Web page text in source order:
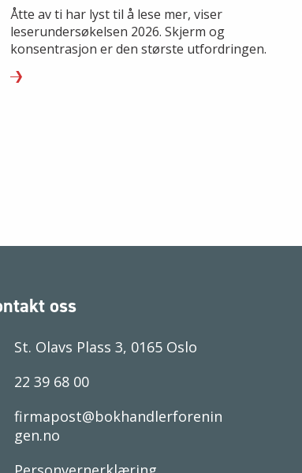
Åtte av ti har lyst til å lese mer, viser
leserundersøkelsen 2026. Skjerm og
konsentrasjon er den største utfordringen.
oss
St. Olavs Plass 3, 0165 Oslo
22 39 68 00
firmapost@bokhandlerforenin
gen.no